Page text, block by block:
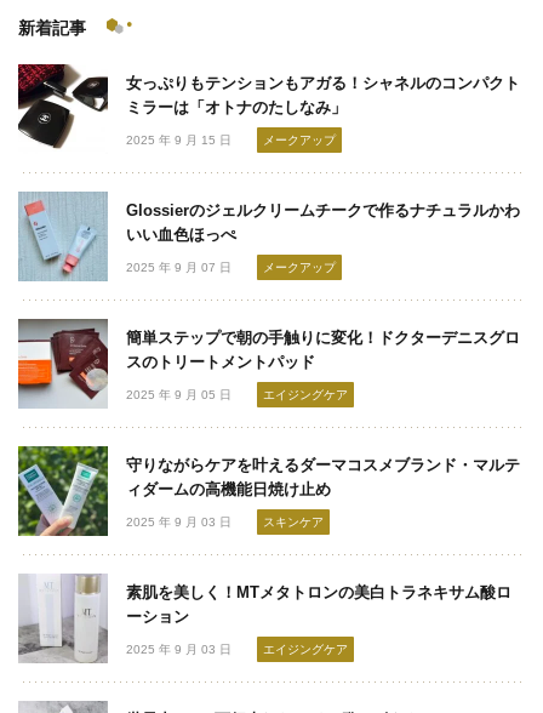
新着記事
女っぷりもテンションもアガる！シャネルのコンパクト
ミラーは「オトナのたしなみ」
2025 年 9 月 15 日 メークアップ
Glossierのジェルクリームチークで作るナチュラルかわ
いい血色ほっぺ
2025 年 9 月 07 日 メークアップ
簡単ステップで朝の手触りに変化！ドクターデニスグロ
スのトリートメントパッド
2025 年 9 月 05 日 エイジングケア
守りながらケアを叶えるダーマコスメブランド・マルテ
ィダームの高機能日焼け止め
2025 年 9 月 03 日 スキンケア
素肌を美しく！MTメタトロンの美白トラネキサム酸ロ
ーション
2025 年 9 月 03 日 エイジングケア